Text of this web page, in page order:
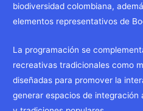
biodiversidad colombiana,
elementos representativos de
La programación se
recreativas tradicionales como
diseñadas para promover la
generar espacios de integración